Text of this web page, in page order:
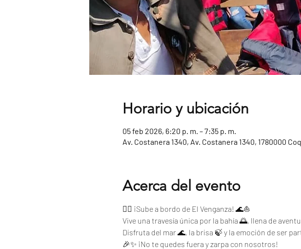
Horario y ubicación
05 feb 2026, 6:20 p. m. – 7:35 p. m.
Av. Costanera 1340, Av. Costanera 1340, 1780000
Acerca del evento
🏴‍☠️ ¡Sube a bordo de El Venganza! 🌊⛵
Vive una travesía única por la bahía 🌅, llena de
Disfruta del mar 🌊, la brisa 🍃 y la emoción de ser
🎉✨ ¡No te quedes fuera y zarpa con nosotros!